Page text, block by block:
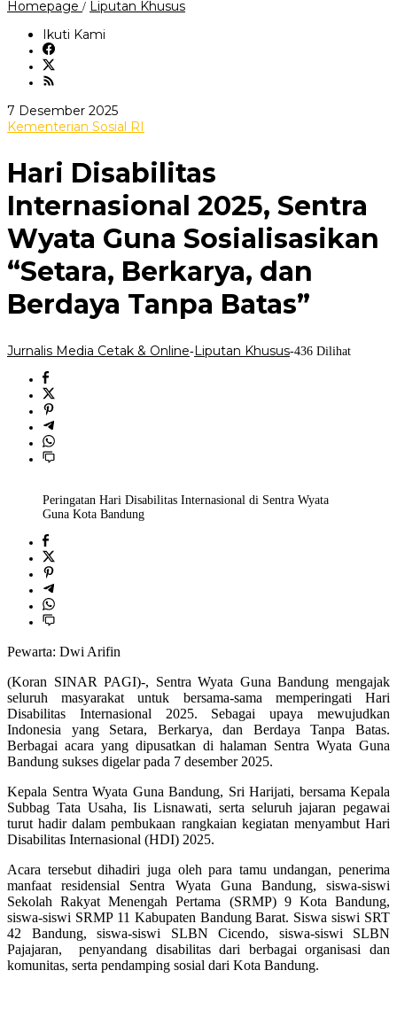
Homepage / Liputan KhususHari
Tanpa
Ikuti Kami
7 Desember 2025oleh
Jurnalis
&
Kementerian Sosial RI
Hari Disabilitas
Internasional 2025, Sentra
Wyata Guna Sosialisasikan
“Setara, Berkarya, dan
Berdaya Tanpa Batas”
Jurnalis Media Cetak & Online-Liputan Khusus-436 Dilihat
Peringatan Hari Disabilitas Internasional di Sentra Wyata
Guna Kota Bandung
Pewarta: Dwi Arifin
(Koran SINAR PAGI)-, Sentra Wyata Guna Bandung mengajak
seluruh masyarakat untuk bersama-sama memperingati Hari
Disabilitas Internasional 2025. Sebagai upaya mewujudkan
Indonesia yang Setara, Berkarya, dan Berdaya Tanpa Batas.
Berbagai acara yang dipusatkan di halaman Sentra Wyata Guna
Bandung sukses digelar pada 7 desember 2025.
Kepala Sentra Wyata Guna Bandung, Sri Harijati, bersama Kepala
Subbag Tata Usaha, Iis Lisnawati, serta seluruh jajaran pegawai
turut hadir dalam pembukaan rangkaian kegiatan menyambut Hari
Disabilitas Internasional (HDI) 2025.
Acara tersebut dihadiri juga oleh para tamu undangan, penerima
manfaat residensial Sentra Wyata Guna Bandung, siswa-siswi
Sekolah Rakyat Menengah Pertama (SRMP) 9 Kota Bandung,
siswa-siswi SRMP 11 Kabupaten Bandung Barat. Siswa siswi SRT
42 Bandung, siswa-siswi SLBN Cicendo, siswa-siswi SLBN
Pajajaran, penyandang disabilitas dari berbagai organisasi dan
komunitas, serta pendamping sosial dari Kota Bandung.